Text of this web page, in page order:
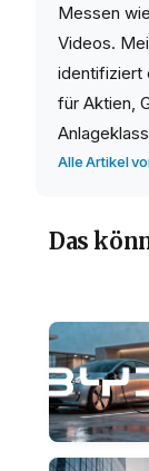
Messen
Videos.
identifiziert
für Aktien,
Alle Artikel
Das